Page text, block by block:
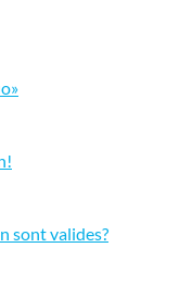
sont valides?